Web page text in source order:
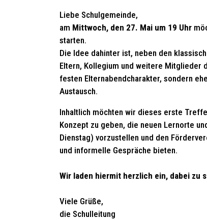
Liebe Schulgemeinde,
am Mittwoch, den 27. Mai um 19 Uhr
starten.
Die Idee dahinter ist, neben den
Eltern, Kollegium und weitere Mitglieder
festen Elternabendcharakter, sondern
Austausch.
Inhaltlich möchten wir dieses erste
Konzept zu geben, die neuen Lernorte
Dienstag) vorzustellen und den
und informelle Gespräche bieten.
Wir laden hiermit herzlich ein, dabei zu
Viele Grüße,
die Schulleitung